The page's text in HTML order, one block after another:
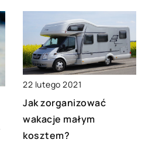
22 lutego 2021
Jak zorganizować
wakacje małym
kosztem?